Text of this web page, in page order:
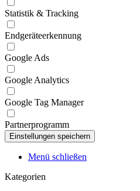
Statistik & Tracking
Endgeräteerkennung
Google Ads
Google Analytics
Google Tag Manager
Partnerprogramm
Menü schließen
Kategorien